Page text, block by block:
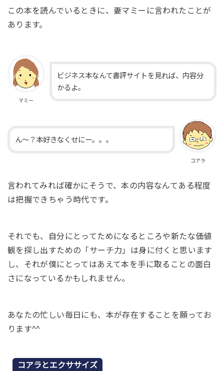
この本を読んでいるときに、妻マミーに言われたことが
あります。
マミー
ビジネス本なんて書評サイトを見れば、内容分
かるよ。
コアラ
ん～？本好きなくせにー。。。
言われてみれば確かにそうで、本の内容なんてある程度
は把握できちゃう時代です。
それでも、自分にとってためになるところや新たな価値
観を探し出すための「サーチ力」は身に付くと思います
し、それが僕にとってはあえて本を手に取ることの面白
さになっているかもしれません。
あなたの忙しい毎日にも、本が存在することを願ってお
ります^^
コアラとエクササイズ